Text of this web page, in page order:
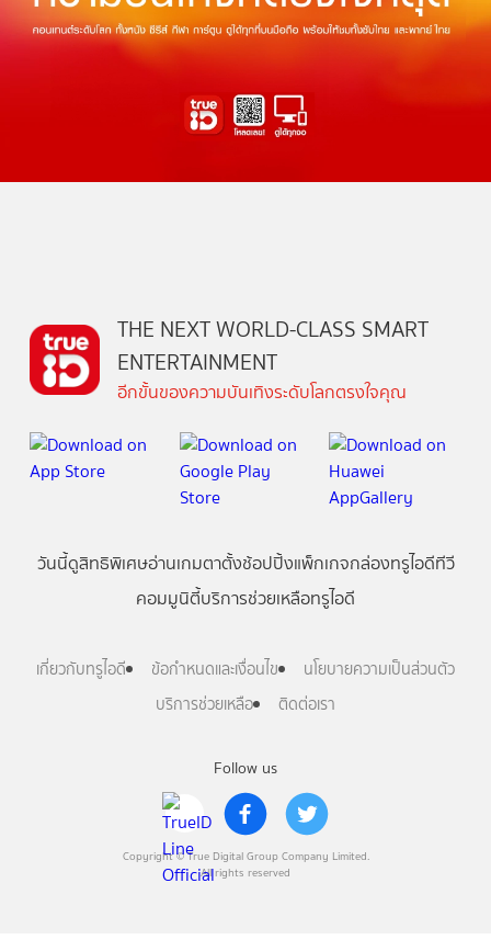
Follow us
Copyright © True Digital Group Company Limited.
All rights reserved
THE NEXT WORLD-CLASS SMART
ENTERTAINMENT
อีกขั้นของความบันเทิงระดับโลกตรงใจคุณ
วันนี้ดูสิทธิพิเศษอ่านเกมตาตั้งช้อปปิ้งแพ็กเกจกล่องทรูไอดีทีวี
คอมมูนิตี้บริการช่วยเหลือทรูไอดี
เกี่ยวกับทรูไอดี ข้อกำหนดและเงื่อนไข
นโยบายความเป็นส่วนตัว
บริการช่วยเหลือ
ติดต่อเรา